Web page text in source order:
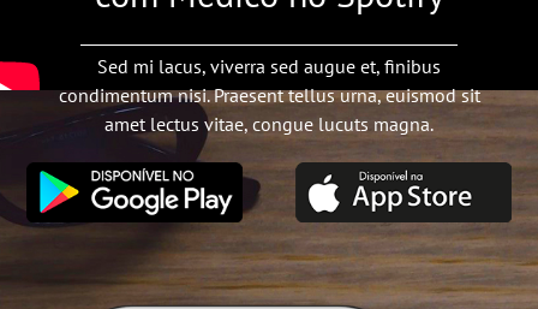
Sed mi lacus, viverra sed augue et, finibus
condimentum nisi. Praesent tellus urna, euismod sit
amet lectus vitae, congue lucuts magna.